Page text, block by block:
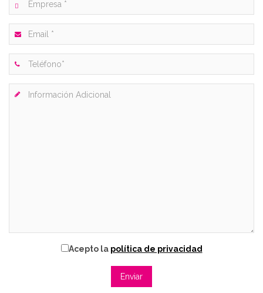
Acepto la política de privacidad